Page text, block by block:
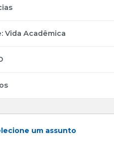
Vida Acadêmica
um assunto